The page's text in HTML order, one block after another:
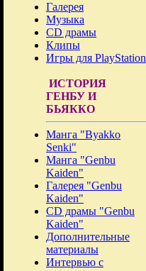
Галерея
Музыка
CD драмы
Клипы
Игры для PlayStation
ИСТОРИЯ
ГЕНБУ И
БЬЯККО
Манга "Byakko
Senki"
Манга "Genbu
Kaiden"
Галерея "Genbu
Kaiden"
CD драмы "Genbu
Kaiden"
Дополнительные
материалы
Интервью с